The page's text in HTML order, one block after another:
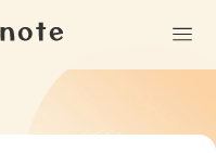
(無料)